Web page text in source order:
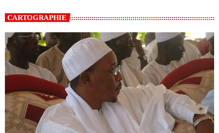
CARTOGRAPHIE